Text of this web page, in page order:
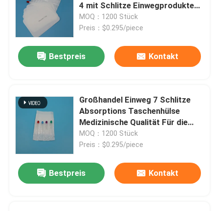
Produkte
Über uns
4 mit Schlitze Einwegprodukte
für medizinische Laborzwecke
MOQ：1200 Stück
Preis：$0.295/piece
Bestpreis Kontakt
Großhandel Einweg 7 Schlitze
Absorptions Taschenhülse
Medizinische Qualität Für die
Transport von Proben
MOQ：1200 Stück
Preis：$0.295/piece
Bestpreis Kontakt